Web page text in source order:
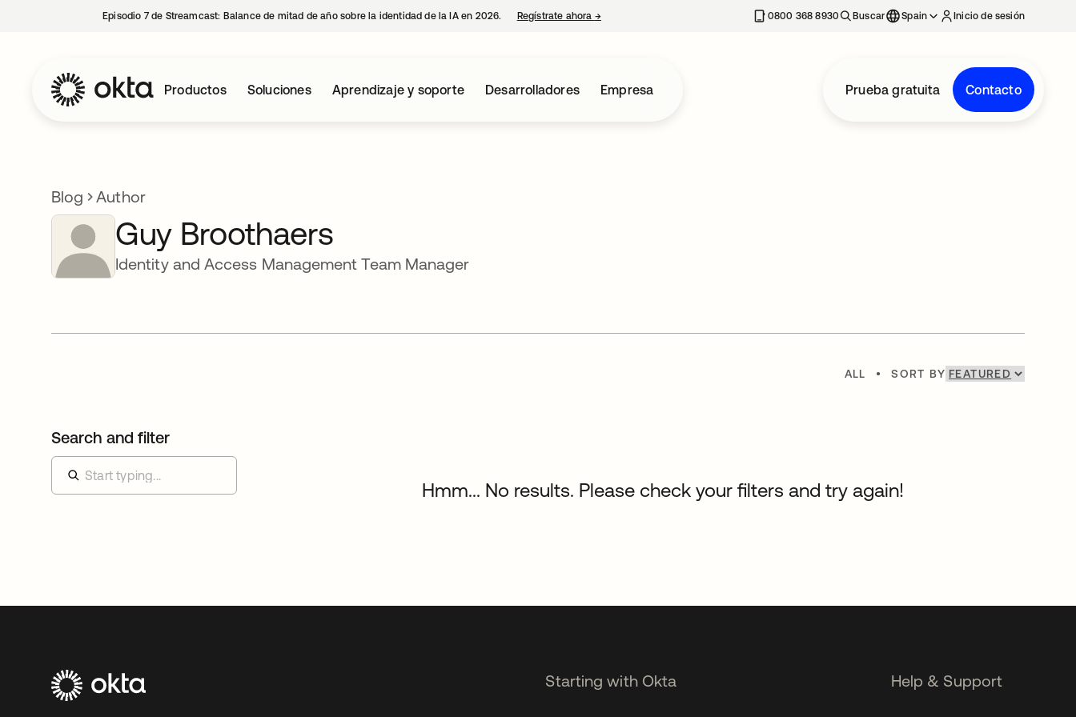
Episodio 7 de Streamcast: Balance de mitad de año sobre la identidad de la IA en 2026. Regístrate ahora →se abre en una pestaña nueva 0800 368 8930 Buscar Spain Inicio de sesión
Productos Soluciones Aprendizaje y soporte Desarrolladores Empresa Prueba gratuita Contacto
Blog Author
Guy Broothaers
Identity and Access Management Team Manager
ALL • SORT BY
Search and filter
Hmm... No results. Please check your filters and try again!
Starting with Okta Help & Support